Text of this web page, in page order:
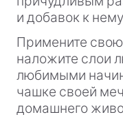
и добавок к
Примените
наложите слои
любимыми
чашке своей
домашнего